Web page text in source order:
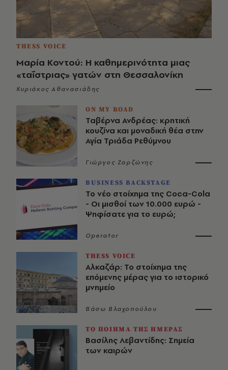
THESS VOICE
Μαρία Κοντού: Η καθημερινότητα μιας
«ταΐστριας» γατών στη Θεσσαλονίκη
Κυριάκος Αθανασιάδης
ON MY ROAD
Ταβέρνα Ανδρέας: κρητική
κουζίνα και μοναδική θέα στην
Αγία Τριάδα Ρεθύμνου
Γιώργος Ζαρζώνης
BUSINESS BACKSTAGE
Το νέο στοίχημα της Coca-Cola
- Οι μισθοί των 10.000 ευρώ -
Ψηφίσατε για το ευρώ;
Operator
THESS VOICE
Αλκαζάρ: Το στοίχημα της
επόμενης μέρας για το ιστορικό
μνημείο
Βάσω Βλαχοπούλου
ΤΟ ΠΟΙΗΜΑ ΤΗΣ ΗΜΕΡΑΣ
Βασίλης Λεβαντίδης: Σημεία
των καιρών